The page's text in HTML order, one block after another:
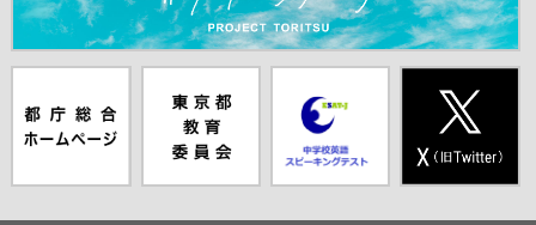
ムページ（別
ウインドウが
員会（別ウイ
ンドウが開き
ピーキングテ
スト（別ウイ
ンドウが開き
（別ウインド
ウが開きま
す）